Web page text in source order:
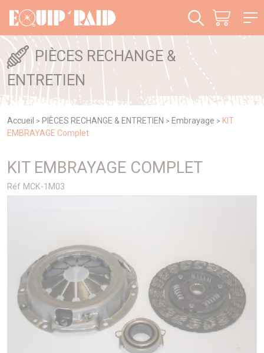
PIÈCES RECHANGE &
ENTRETIEN
Accueil > PIÈCES RECHANGE & ENTRETIEN > Embrayage > KIT
EMBRAYAGE Complet
KIT EMBRAYAGE COMPLET
Réf MCK-1M03
Panneau de gestion des cookies